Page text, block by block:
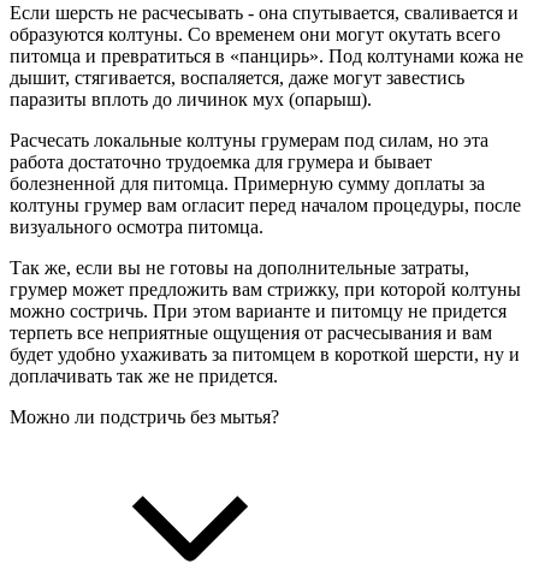
Если шерсть не расчесывать - она спутывается, сваливается и
образуются колтуны. Со временем они могут окутать всего
питомца и превратиться в «панцирь». Под колтунами кожа не
дышит, стягивается, воспаляется, даже могут завестись
паразиты вплоть до личинок мух (опарыш).
Расчесать локальные колтуны грумерам под силам, но эта
работа достаточно трудоемка для грумера и бывает
болезненной для питомца. Примерную сумму доплаты за
колтуны грумер вам огласит перед началом процедуры, после
визуального осмотра питомца.
Так же, если вы не готовы на дополнительные затраты,
грумер может предложить вам стрижку, при которой колтуны
можно состричь. При этом варианте и питомцу не придется
терпеть все неприятные ощущения от расчесывания и вам
будет удобно ухаживать за питомцем в короткой шерсти, ну и
доплачивать так же не придется.
Можно ли подстричь без мытья?